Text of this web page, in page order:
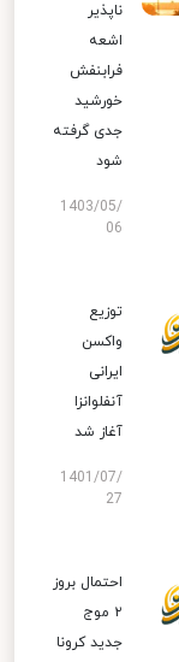
ناپذیر
اشعه
فرابنفش
خورشید
جدی گرفته
شود
1403/05/
06
توزیع
واکسن
ایرانی
آنفلوانزا
آغاز شد
1401/07/
27
احتمال بروز
۲ موج
جدید کرونا